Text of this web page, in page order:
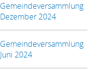
Gemeindeversammlung
Dezember 2024
Gemeindeversammlung
Juni 2024